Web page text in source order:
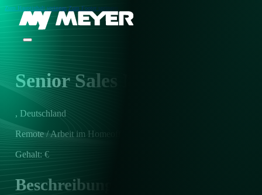
Zum Hauptinhalt springen Zum Footer springen
Senior Sales Manager
, Deutschland
Remote / Arbeit im Homeoffice
Gehalt: €
Beschreibung